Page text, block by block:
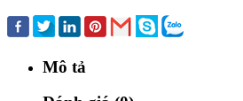
Mô tả